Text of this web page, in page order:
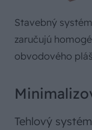
Stavebný
zaručujú
obvodového
Tehlový